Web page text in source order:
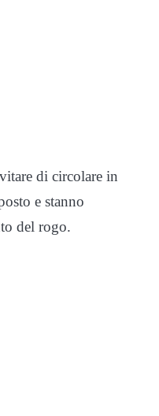
di circolare in
e stanno
del rogo.